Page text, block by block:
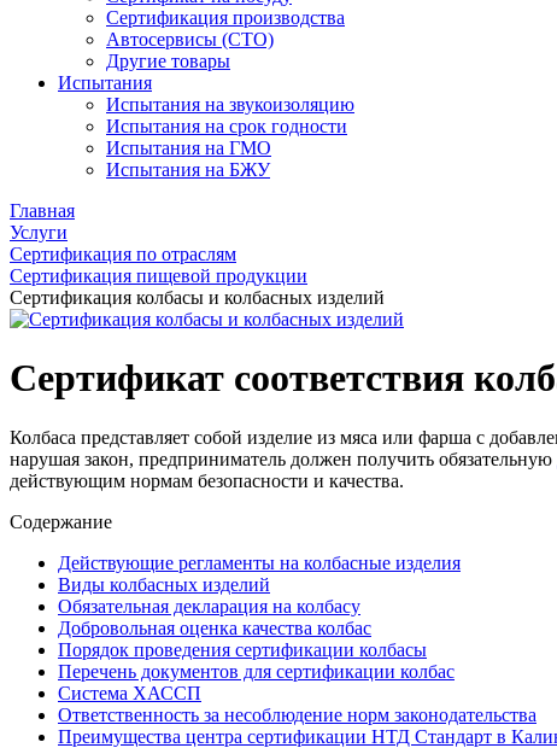
Сертификация производства
Автосервисы (СТО)
Другие товары
Испытания
Испытания на звукоизоляцию
Испытания на срок годности
Испытания на ГМО
Испытания на БЖУ
Главная
Услуги
Сертификация по отраслям
Сертификация пищевой продукции
Сертификация колбасы и колбасных изделий
Сертификат соответствия
Колбаса представляет собой изделие из мяса или фарша с
нарушая закон, предприниматель должен получить обязательную
действующим нормам безопасности и качества.
Содержание
Действующие регламенты на колбасные изделия
Виды колбасных изделий
Обязательная декларация на колбасу
Добровольная оценка качества колбас
Порядок проведения сертификации колбасы
Перечень документов для сертификации колбас
Система ХАССП
Ответственность за несоблюдение норм законодательства
Преимущества центра сертификации НТД Стандарт в